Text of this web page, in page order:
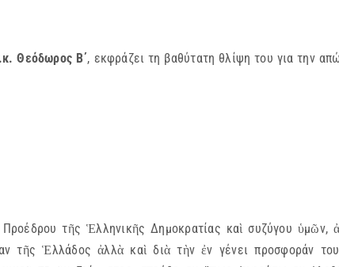
Θεόδωρος Β΄, εκφράζει τη βαθύτατη θλίψη του για την
τῆς Ἑλληνικῆς Δημοκρατίας καὶ συζύγου ὑμῶν,
τῆς Ἑλλάδος ἀλλὰ καὶ διὰ τὴν ἐν γένει προσφοράν